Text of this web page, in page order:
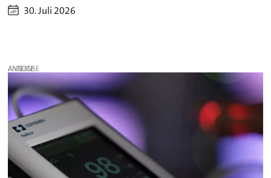
30. Juli 2026
ANZEIGE